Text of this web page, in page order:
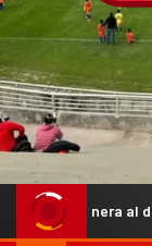
al debut»